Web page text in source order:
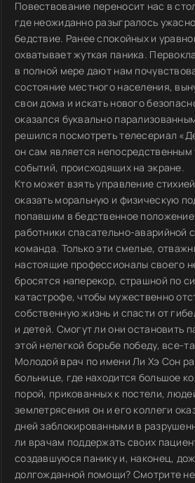
Повествование переносит нас в
где неожиданно разыгралось
бедствие. Ранее спокойных и
охватывает жуткая паника.
в полной мере дают нам
состояние местного населения,
свои дома и искать нового
оказался буквально
решился посмотреть телесериал
он сам является непосредственным
событий, происходящих на экране.
Кто может взять управление
оказать моральную и физическую
попавшим в бедственное
работники спасательно-аварийной
команда. Только эти смелые,
настоящие профессионалы своего
бросятся наперекор, страшной по
катастрофе, чтобы мужественно
собственную жизнь и спасти от
и детей. Смогут ли они остановить
этой нелегкой борьбе победу, все-
Молодой врач по имени Ли Хэ Сон
больнице, где находится большое
порой, прикованных к постели,
землетрясения он и его коллеги
дней заблокированными в
ли врачам поддержать своих
создавшуюся панику и, наконец,
долгожданной помощи? Смотрите